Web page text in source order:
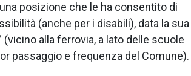
posizione che le ha consentito di
(anche per i disabili), data la sua
alla ferrovia, a lato delle scuole
passaggio e frequenza del Comune).